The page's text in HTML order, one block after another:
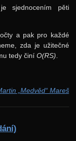
sjednocením pěti
a pak pro každé
zda je užitečné
tedy činíO(RS).
„Medvěd“ Mareš